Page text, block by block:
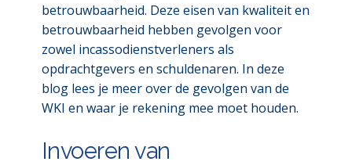
betrouwbaarheid. Deze eisen van kwaliteit en
betrouwbaarheid hebben gevolgen voor
zowel incassodienstverleners als
opdrachtgevers en schuldenaren. In deze
blog lees je meer over de gevolgen van de
WKI en waar je rekening mee moet houden.
Invoeren van